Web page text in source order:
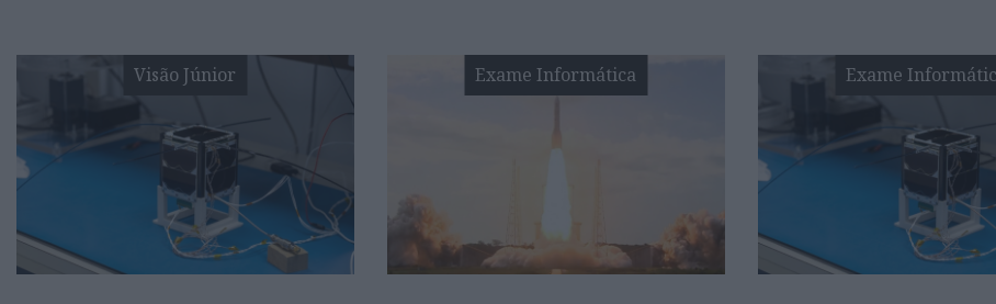
Visão Júnior Exame Informática Exame